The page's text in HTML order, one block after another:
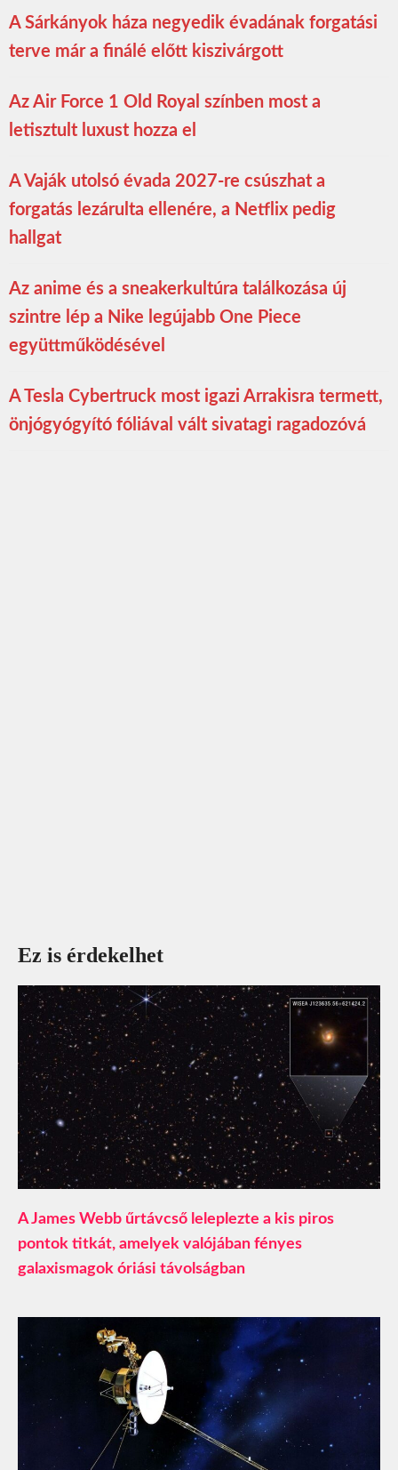
A Sárkányok háza negyedik évadának forgatási
terve már a finálé előtt kiszivárgott
Az Air Force 1 Old Royal színben most a
letisztult luxust hozza el
A Vaják utolsó évada 2027-re csúszhat a
forgatás lezárulta ellenére, a Netflix pedig
hallgat
Az anime és a sneakerkultúra találkozása új
szintre lép a Nike legújabb One Piece
együttműködésével
A Tesla Cybertruck most igazi Arrakisra termett,
önjógyógyító fóliával vált sivatagi ragadozóvá
Ez is érdekelhet
A James Webb űrtávcső leleplezte a kis piros
pontok titkát, amelyek valójában fényes
galaxismagok óriási távolságban